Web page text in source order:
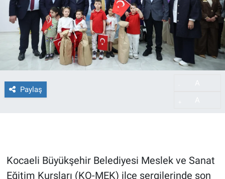
Paylaş
Kocaeli Büyükşehir Belediyesi Meslek ve Sanat
Eğitim Kursları (KO-MEK) ilçe sergilerinde son
Künye
Son Dakika Haberleri
Haber Arşivi